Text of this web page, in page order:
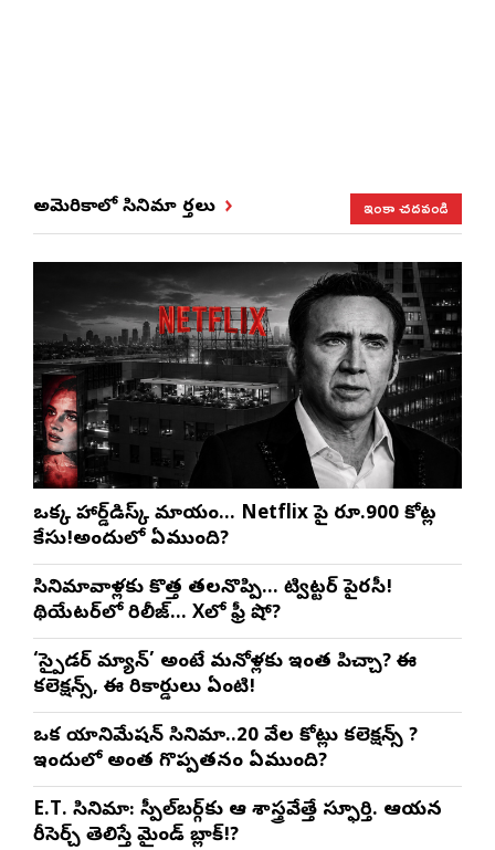
అమెరికాలో సినిమా వార్తలు ఇంకా చదవండి
ఒక్క హార్డ్‌డిస్క్ మాయం… Netflix పై రూ.900 కోట్ల
కేసు!అందులో ఏముంది?
సినిమావాళ్లకు కొత్త తలనొప్పి… ట్విట్టర్ పైరసీ!
థియేటర్‌లో రిలీజ్… Xలో ఫ్రీ షో?
‘స్పైడర్ మ్యాన్’ అంటే మనోళ్లకు ఇంత పిచ్చా? ఈ
కలెక్షన్స్, ఈ రికార్డులు ఏంటి!
ఒక యానిమేషన్ సినిమా..20 వేల కోట్లు కలెక్షన్స్ ?
ఇందులో అంత గొప్పతనం ఏముంది?
E.T. సినిమా: స్పీల్‌బర్గ్‌కు ఆ శాస్త్రవేత్తే స్ఫూర్తి. ఆయన
రీసెర్చ్ తెలిస్తే మైండ్ బ్లాక్!?